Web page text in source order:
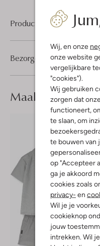
Wij, en onze
onze website
vergelijkbare
"cookies").
Wij gebruiken
zorgen dat
functioneert,
te slaan, om
te bouwen van
op "Accepteer
ga je akkoord
cookies zoals
privacy- en
Wil je je
cookieknop
jouw
intrekken. Wil
Product informatie
Bezorgen & retourneren
Maak jelook